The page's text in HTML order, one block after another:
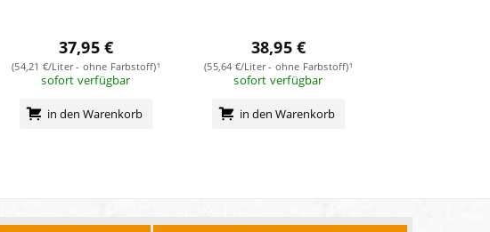
37,95 €
(54,21 €/Liter - ohne Farbstoff)¹
sofort verfügbar
in den Warenkorb
38,95 €
(55,64 €/Liter - ohne Farbstoff)¹
sofort verfügbar
in den Warenkorb